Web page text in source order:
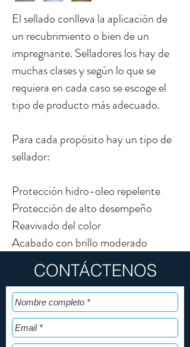
El sellado conlleva la aplicación de
un recubrimiento o bien de un
impregnante. Selladores los hay de
muchas clases y según lo que se
requiera en cada caso se escoge el
tipo de producto más adecuado.
Para cada propósito hay un tipo de
sellador:
Protección hidro-oleo repelente
Protección de alto desempeño
Reavivado del color
Acabado con brillo moderado
CONTÁCTENOS